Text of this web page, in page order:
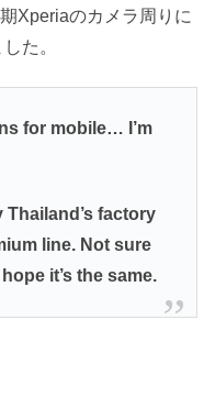
Xperiaのカメラ周りに
た。
for mobile… I’m
factory
line. Not sure
it’s the same.